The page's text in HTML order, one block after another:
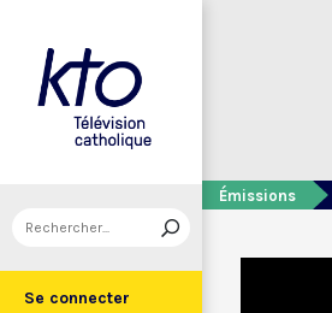
Se connecter
Émissions